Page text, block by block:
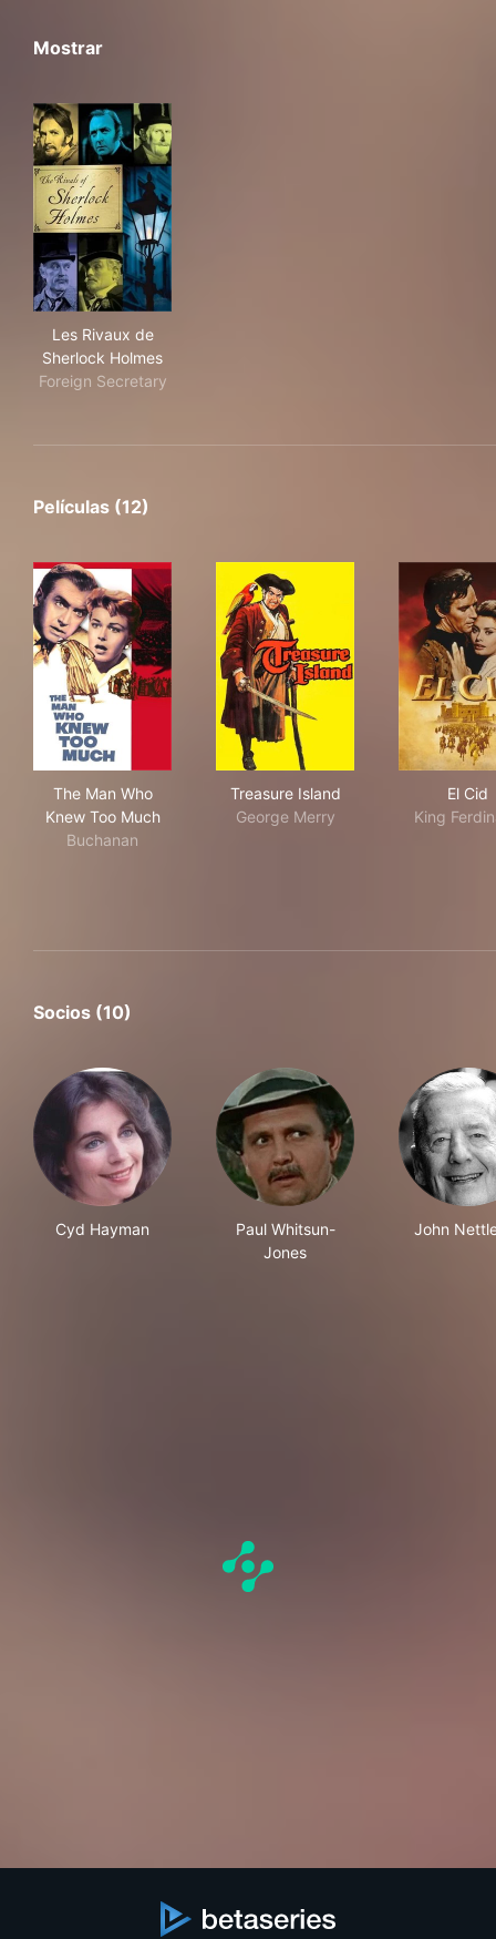
Mostrar
Les Rivaux de
Sherlock Holmes
Foreign Secretary
Películas (12)
The Man Who
Knew Too Much
Buchanan
Treasure Island
George Merry
El Cid
King
Socios (10)
Cyd Hayman
Paul Whitsun-
Jones
John